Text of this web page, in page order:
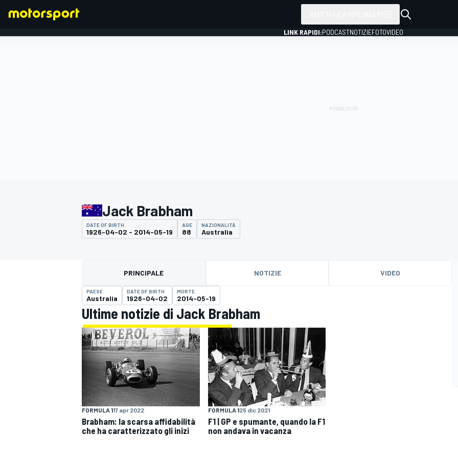
MOTOGP WEC
WRC
LINK RAPIDI:PODCASTNOTIZIEFOTOVIDEO
Jack Brabham
DATE OF BIRTH
1926-04-02 - 2014-05-19
AGE
88
NAZIONALITÀ
Australia
PRINCIPALE NOTIZIE VIDEO
PAESE
Australia
DATE OF BIRTH
1926-04-02
MORTE
2014-05-19
Ultime notizie di Jack Brabham
FORMULA 117 apr 2022
Brabham: la scarsa affidabilità
che ha caratterizzato gli inizi
FORMULA 125 dic 2021
F1 | GP e spumante, quando la F1
non andava in vacanza